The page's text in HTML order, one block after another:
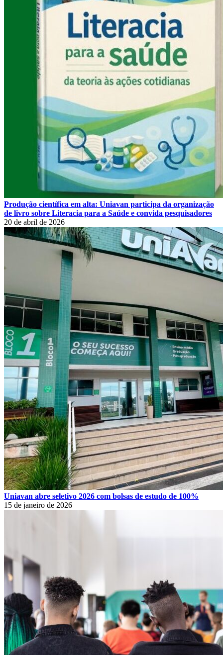
Produção científica em alta: Uniavan participa da organização
de livro sobre Literacia para a Saúde e convida pesquisadores
20 de abril de 2026
Uniavan abre seletivo 2026 com bolsas de estudo de 100%
15 de janeiro de 2026